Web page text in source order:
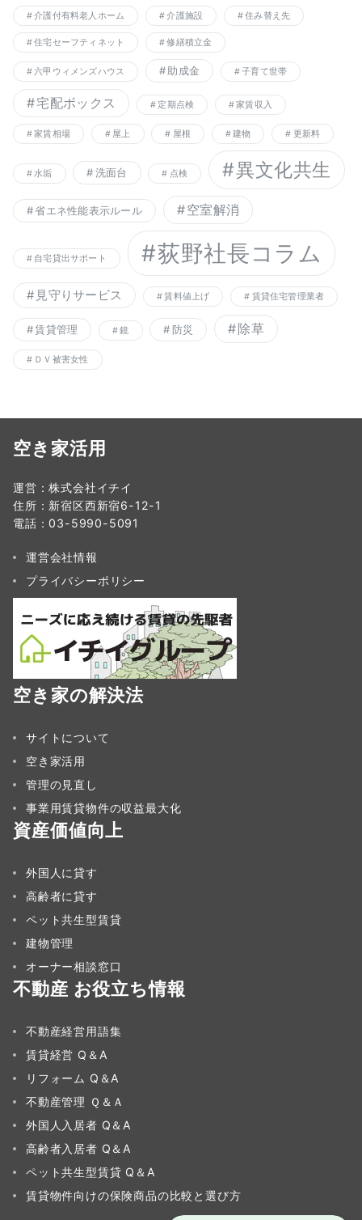
介護付有料老人ホーム 介護施設 住み替え先
住宅セーフティネット 修繕積立金
六甲ウィメンズハウス 助成金 子育て世帯
宅配ボックス 定期点検 家賃収入
家賃相場 屋上 屋根 建物 更新料
水垢 洗面台 点検 異文化共生
省エネ性能表示ルール 空室解消
自宅貸出サポート 荻野社長コラム
見守りサービス 賃料値上げ 賃貸住宅管理業者
賃貸管理 鏡 防災 除草
ＤＶ被害女性
空き家活用
運営：株式会社イチイ
住所：新宿区西新宿6-12-1
電話：03-5990-5091
運営会社情報
プライバシーポリシー
空き家の解決法
サイトについて
空き家活用
管理の見直し
事業用賃貸物件の収益最大化
資産価値向上
外国人に貸す
高齢者に貸す
ペット共生型賃貸
建物管理
オーナー相談窓口
不動産 お役立ち情報
不動産経営用語集
賃貸経営 Q＆A
リフォーム Q＆A
不動産管理 Ｑ＆Ａ
外国人入居者 Q＆A
高齢者入居者 Q＆A
ペット共生型賃貸 Q＆A
賃貸物件向けの保険商品の比較と選び方